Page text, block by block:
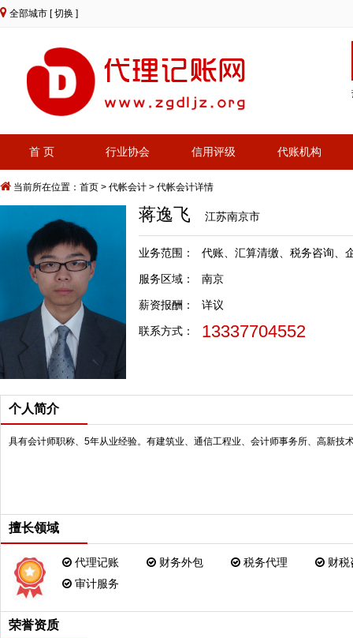
全部城市 [ 切换 ]
首 页 行业协会 信用评级 代账机构
当前所在位置： 首页 > 代帐会计 > 代帐会计详情
蒋逸飞 江苏南京市
业务范围： 代账、汇算清缴、税务咨询、
服务区域： 南京
薪资报酬： 详议
联系方式： 13337704552
个人简介
具有会计师职称、5年从业经验。有建筑业、通信工程业、会计师事务所、高新技
擅长领域
代理记账 财务外包 税务代理
财税
审计服务
荣誉资质